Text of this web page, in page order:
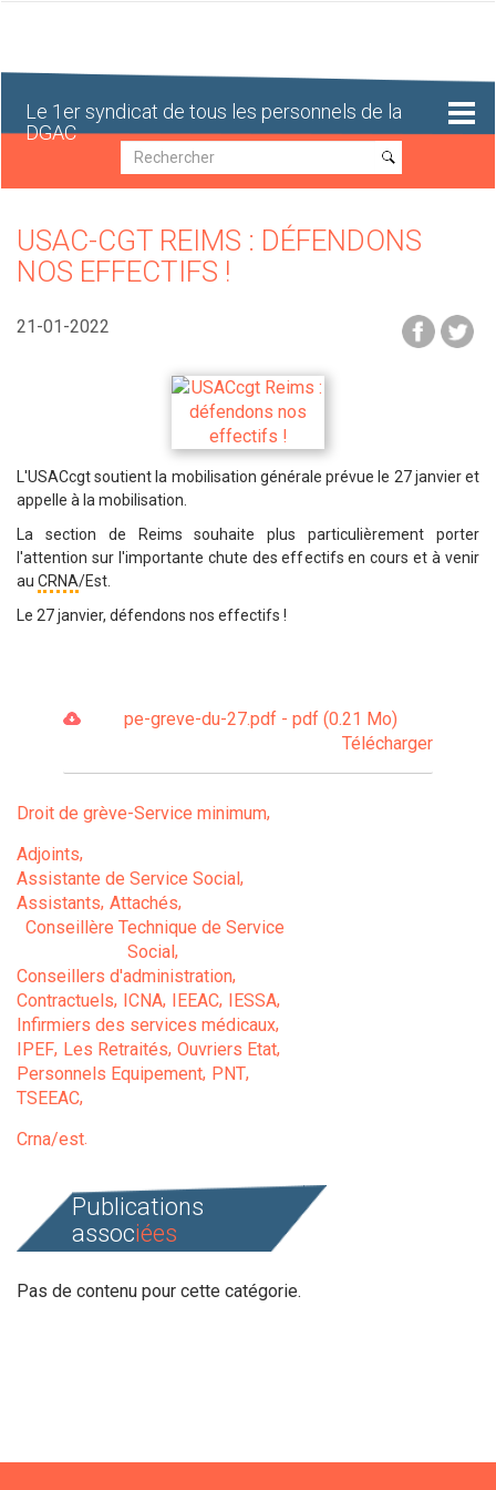
Le 1er syndicat de tous les personnels de la
DGAC
Recherche
Recherche
USAC-CGT REIMS : DÉFENDONS
NOS EFFECTIFS !
21-01-2022
L'USACcgt soutient la mobilisation générale prévue le 27 janvier et
appelle à la mobilisation.
La section de Reims souhaite plus particulièrement porter
l'attention sur l'importante chute des effectifs en cours et à venir
au CRNA/Est.
Le 27 janvier, défendons nos effectifs !
pe-greve-du-27.pdf - pdf (0.21 Mo)
Télécharger
Droit de grève-Service minimum
Adjoints
Assistante de Service Social
Assistants Attachés
Conseillère Technique de Service
Social
Conseillers d'administration
Contractuels ICNA IEEAC IESSA
Infirmiers des services médicaux
IPEF Les Retraités Ouvriers Etat
Personnels Equipement PNT
TSEEAC
Crna/est
Publications
associées
Pas de contenu pour cette catégorie.